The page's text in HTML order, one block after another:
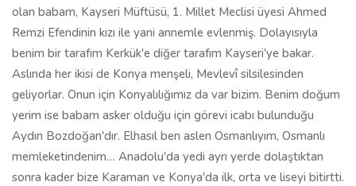
olan babam, Kayseri Müftüsü, 1. Millet Meclisi üyesi Ahmed
Remzi Efendinin kızı ile yani annemle evlenmiş. Dolayısıyla
benim bir tarafım Kerkük'e diğer tarafım Kayseri'ye bakar.
Aslında her ikisi de Konya menşeli, Mevlevî silsilesinden
geliyorlar. Onun için Konyalılığımız da var bizim. Benim doğum
yerim ise babam asker olduğu için görevi icabı bulunduğu
Aydın Bozdoğan'dır. Elhasıl ben aslen Osmanlıyım, Osmanlı
memleketindenim… Anadolu'da yedi ayrı yerde dolaştıktan
sonra kader bize Karaman ve Konya'da ilk, orta ve liseyi bitirtti.